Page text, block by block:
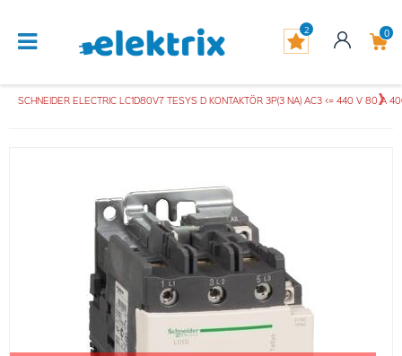
0
2
SCHNEIDER ELECTRIC LC1D80V7 TESYS D KONTAKTÖR 3P(3 NA) AC3 <= 440 V 80 A